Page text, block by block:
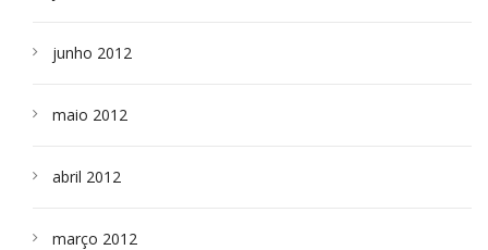
junho 2012
maio 2012
abril 2012
março 2012